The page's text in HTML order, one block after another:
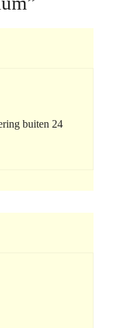
buiten 24